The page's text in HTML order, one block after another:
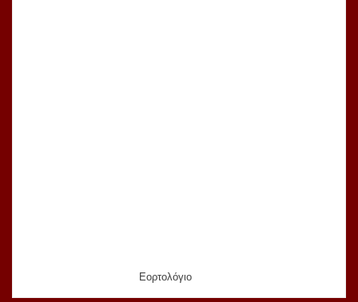
Εορτολόγιο